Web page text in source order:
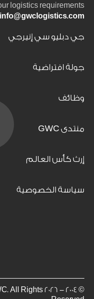
logistics requirements.
info@gwclogistics.com
جي دبليو سي إنيرجي
جولة افتراضية
وظائف
منتدى GWC
إرث كأس العالم
سياسة الخصوصية
- 2026 GWC. All Rights